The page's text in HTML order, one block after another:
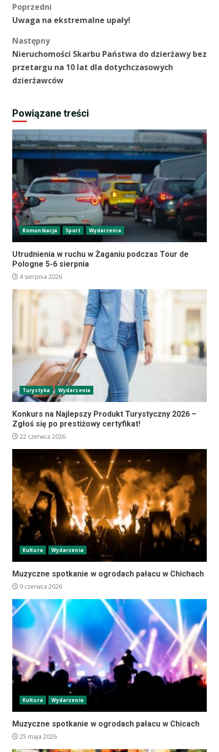
Zobacz
wpisy
Poprzedni
Uwaga na ekstremalne upały!
Następny
Nieruchomości Skarbu Państwa do dzierżawy bez
przetargu na 10 lat dla dotychczasowych
dzierżawców
Powiązane treści
Komunikacja Sport Wydarzenia
Utrudnienia w ruchu w Żaganiu podczas Tour de
Pologne 5-6 sierpnia
4 sierpnia 2026
Turystyka Wydarzenia
Konkurs na Najlepszy Produkt Turystyczny 2026 –
Zgłoś się po prestiżowy certyfikat!
22 czerwca 2026
Kultura Wydarzenia
Muzyczne spotkanie w ogrodach pałacu w Chichach
9 czerwca 2026
Kultura Wydarzenia
Muzyczne spotkanie w ogrodach pałacu w Chicach
25 maja 2026